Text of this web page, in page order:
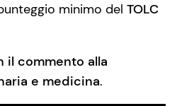
minimo del TOLC
il commento alla
e medicina.